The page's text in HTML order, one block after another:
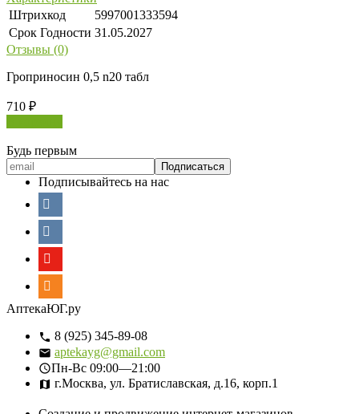
Штрихкод
5997001333594
Срок Годности 31.05.2027
Отзывы (0)
Гроприносин 0,5 n20 табл
710 ₽
Будь первым
Подписывайтесь на нас
АптекаЮГ.ру
8 (925) 345-89-08
aptekayg@gmail.com
Пн-Вс 09:00—21:00
г.Москва, ул. Братиславская, д.16, корп.1